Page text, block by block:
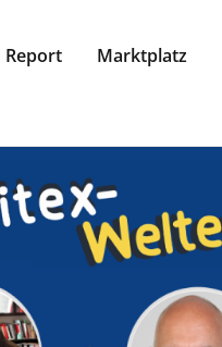
Report Marktplatz